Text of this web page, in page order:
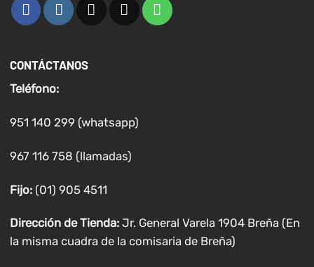
CONTÁCTANOS
Teléfono:
951 140 299 (whatsapp)
967 116 758 (llamadas)
Fijo:(01) 905 4511
Dirección de Tienda: Jr. General Varela 1904 Breña (En
la misma cuadra de la comisaria de Breña)